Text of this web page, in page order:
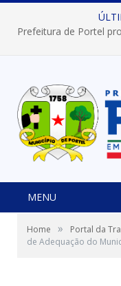
MENU
Home » Portal da
de Adequação do